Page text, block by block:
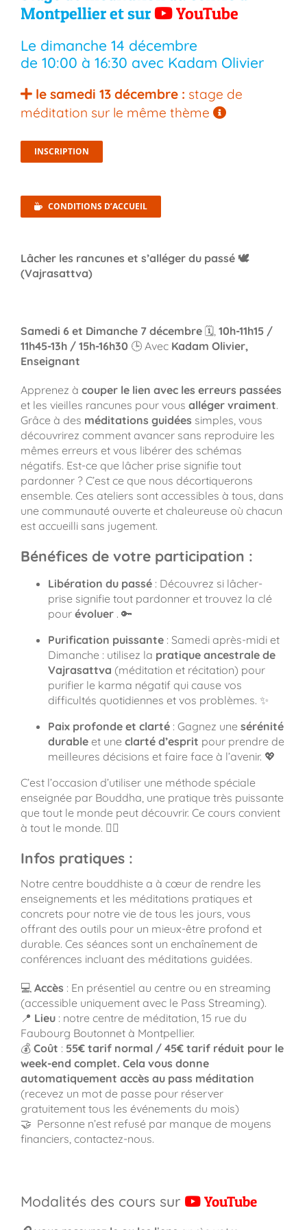
Montpellieret sur YouTube
Le dimanche 14 décembre
de 10:00 à 16:30 avec Kadam Olivier
le samedi 13 décembre : stage de
méditation sur le même thème
INSCRIPTION
CONDITIONS D’ACCUEIL
Lâcher les rancunes et s’alléger du passé 🕊️
(Vajrasattva)
Samedi 6 et Dimanche 7 décembre🗓️, 10h-11h15 /
11h45-13h / 15h-16h30🕒 Avec Kadam Olivier,
Enseignant
Apprenez à couper le lien avec les erreurs passées
et les vieilles rancunes pour vous alléger vraiment.
Grâce à des méditations guidées simples, vous
découvrirez comment avancer sans reproduire les
mêmes erreurs et vous libérer des schémas
négatifs. Est-ce que lâcher prise signifie tout
pardonner ? C’est ce que nous décortiquerons
ensemble. Ces ateliers sont accessibles à tous, dans
une communauté ouverte et chaleureuse où chacun
est accueilli sans jugement.
Bénéfices de votre participation :
Libération du passé: Découvrez si lâcher-
prise signifie tout pardonner et trouvez la clé
pour évoluer . 🔑
Purification puissante: Samedi après-midi et
Dimanche : utilisez la pratique ancestrale de
Vajrasattva (méditation et récitation) pour
purifier le karma négatif qui cause vos
difficultés quotidiennes et vos problèmes. ✨
Paix profonde et clarté: Gagnez une sérénité
durableet une clarté d’esprit pour prendre de
meilleures décisions et faire face à l’avenir. 💖
C’est l’occasion d’utiliser une méthode spéciale
enseignée par Bouddha, une pratique très puissante
que tout le monde peut découvrir. Ce cours convient
à tout le monde. 🧘‍♀️
Infos pratiques :
Notre centre bouddhiste a à cœur de rendre les
enseignements et les méditations pratiques et
concrets pour notre vie de tous les jours, vous
offrant des outils pour un mieux-être profond et
durable. Ces séances sont un enchaînement de
conférences incluant des méditations guidées.
💻 Accès : En présentiel au centre ou en streaming
(accessible uniquement avec le Pass Streaming).
📍 Lieu: notre centre de méditation, 15 rue du
Faubourg Boutonnet à Montpellier.
💰 Coût : 55€ tarif normal / 45€ tarif réduit pour le
week-end complet. Cela vous donne
automatiquement accès au pass méditation
(recevez un mot de passe pour réserver
gratuitement tous les événements du mois)
🤝 Personne n’est refusé par manque de moyens
financiers, contactez-nous.
Modalités des cours sur YouTube